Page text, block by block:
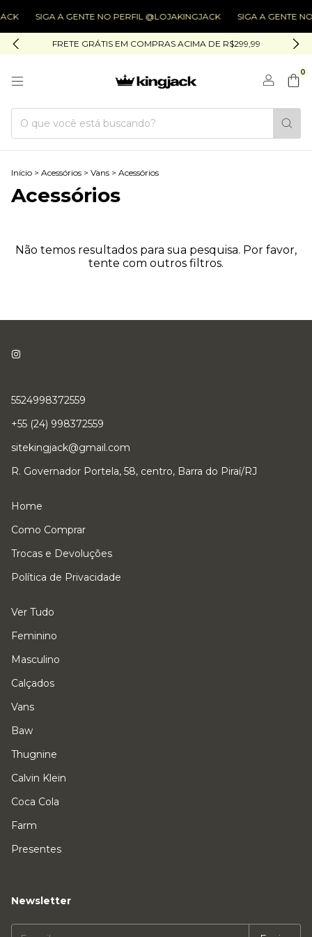
SIGA A GENTE NO PERFIL @LOJAKINGJACK SIGA A GENTE
FRETE GRÁTIS EM COMPRAS ACIMA DE R$299,99
0
Início > Acessórios > Vans > Acessórios
Acessórios
Não temos resultados para sua pesquisa. Por favor,
tente com outros filtros.
5524998372559
+55 (24) 998372559
sitekingjack@gmail.com
R. Governador Portela, 58, centro, Barra do Piraí/RJ
Home
Como Comprar
Trocas e Devoluções
Política de Privacidade
Ver Tudo
Feminino
Masculino
Calçados
Vans
Baw
Thugnine
Calvin Klein
Coca Cola
Farm
Presentes
Newsletter